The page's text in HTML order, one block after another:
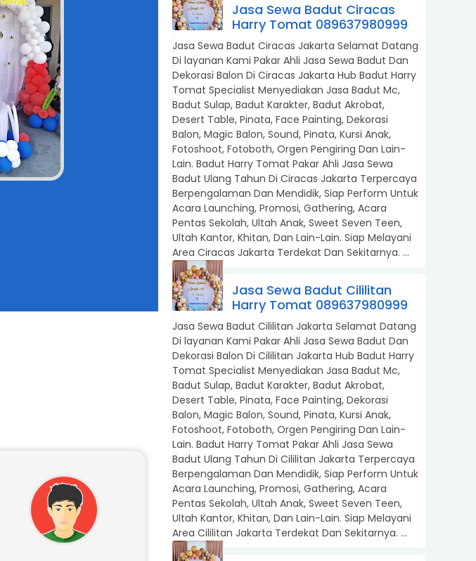
Jasa Sewa Badut Ciracas
Harry Tomat 089637980999
Jasa Sewa Badut Ciracas Jakarta Selamat Datang
Di layanan Kami Pakar Ahli Jasa Sewa Badut Dan
Dekorasi Balon Di Ciracas Jakarta Hub Badut Harry
Tomat Specialist Menyediakan Jasa Badut Mc,
Badut Sulap, Badut Karakter, Badut Akrobat,
Desert Table, Pinata, Face Painting, Dekorasi
Balon, Magic Balon, Sound, Pinata, Kursi Anak,
Fotoshoot, Fotoboth, Orgen Pengiring Dan Lain-
Lain. Badut Harry Tomat Pakar Ahli Jasa Sewa
Badut Ulang Tahun Di Ciracas Jakarta Terpercaya
Berpengalaman Dan Mendidik, Siap Perform Untuk
Acara Launching, Promosi, Gathering, Acara
Pentas Sekolah, Ultah Anak, Sweet Seven Teen,
Ultah Kantor, Khitan, Dan Lain-Lain. Siap Melayani
Area Ciracas Jakarta Terdekat Dan Sekitarnya. ...
Jasa Sewa Badut Cililitan
Harry Tomat 089637980999
Jasa Sewa Badut Cililitan Jakarta Selamat Datang
Di layanan Kami Pakar Ahli Jasa Sewa Badut Dan
Dekorasi Balon Di Cililitan Jakarta Hub Badut Harry
Tomat Specialist Menyediakan Jasa Badut Mc,
Badut Sulap, Badut Karakter, Badut Akrobat,
Desert Table, Pinata, Face Painting, Dekorasi
Balon, Magic Balon, Sound, Pinata, Kursi Anak,
Fotoshoot, Fotoboth, Orgen Pengiring Dan Lain-
Lain. Badut Harry Tomat Pakar Ahli Jasa Sewa
Badut Ulang Tahun Di Cililitan Jakarta Terpercaya
Berpengalaman Dan Mendidik, Siap Perform Untuk
Acara Launching, Promosi, Gathering, Acara
Pentas Sekolah, Ultah Anak, Sweet Seven Teen,
Ultah Kantor, Khitan, Dan Lain-Lain. Siap Melayani
Area Cililitan Jakarta Terdekat Dan Sekitarnya. ...